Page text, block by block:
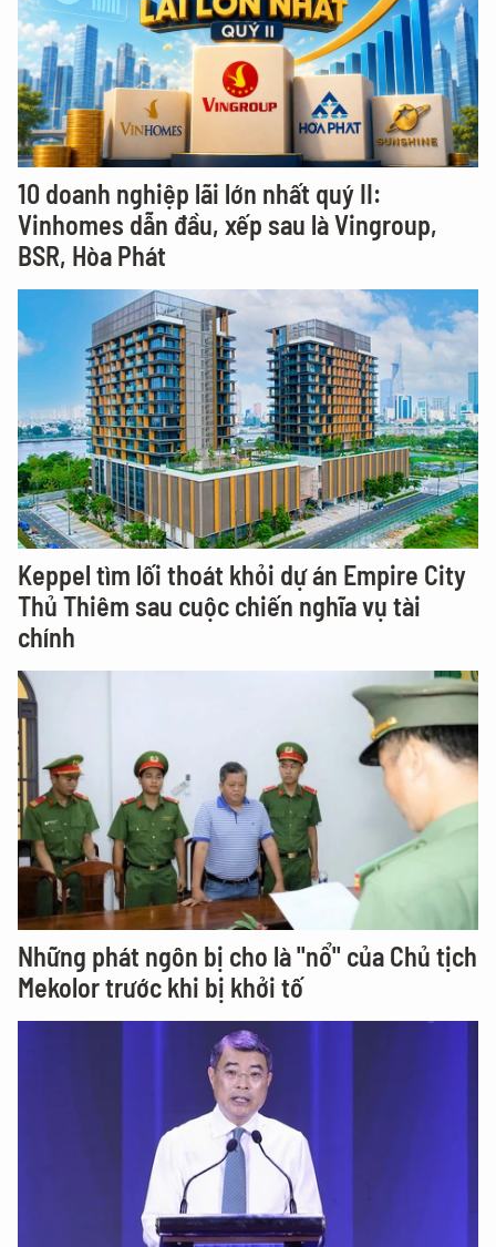
10 doanh nghiệp lãi lớn nhất quý II:
Vinhomes dẫn đầu, xếp sau là Vingroup,
BSR, Hòa Phát
Keppel tìm lối thoát khỏi dự án Empire City
Thủ Thiêm sau cuộc chiến nghĩa vụ tài
chính
Những phát ngôn bị cho là "nổ" của Chủ tịch
Mekolor trước khi bị khởi tố